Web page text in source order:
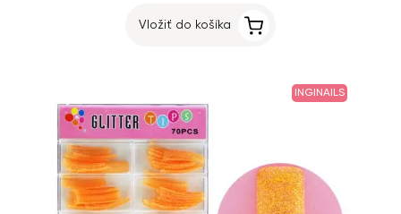
Vložiť do košíka
INGINAILS